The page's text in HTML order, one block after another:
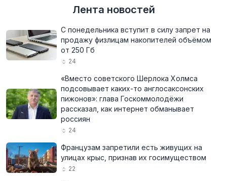
Лента новостей
С понедельника вступит в силу запрет на
продажу физлицам накопителей объёмом
от 250 Гб
24
«Вместо советского Шерлока Холмса
подсовывает каких-то англосаксонских
пижонов»: глава Госкоммолодёжи
рассказал, как интернет обманывает
россиян
24
Французам запретили есть живущих на
улицах крыс, признав их госимуществом
22